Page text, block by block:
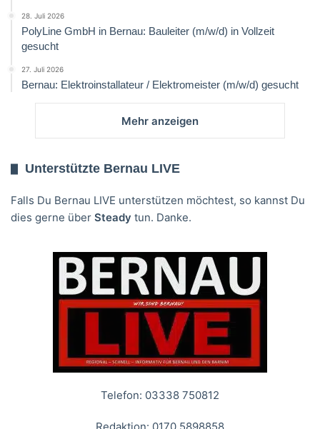
28. Juli 2026
PolyLine GmbH in Bernau: Bauleiter (m/w/d) in Vollzeit
gesucht
27. Juli 2026
Bernau: Elektroinstallateur / Elektromeister (m/w/d) gesucht
Mehr anzeigen
Unterstützte Bernau LIVE
Falls Du Bernau LIVE unterstützen möchtest, so kannst Du
dies gerne über Steady tun. Danke.
Telefon: 03338 750812